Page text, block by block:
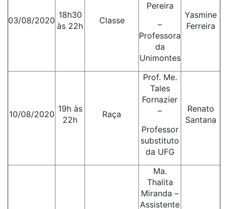
03/08/2020
18h30
às 22h
Classe
Pereira
–
Professora
da
Unimontes
Yasmine
Ferreira
10/08/2020
19h às
22h
Raça
Prof. Me.
Tales
Fornazier
–
Professor
substituto
da UFG
Renato
Santana
Ma.
Thalita
Miranda –
Assistente